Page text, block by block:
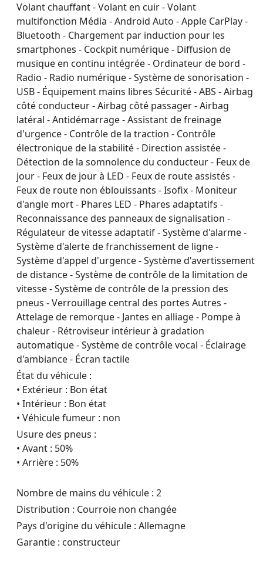
Volant chauffant - Volant en cuir - Volant
multifonction Média - Android Auto - Apple CarPlay -
Bluetooth - Chargement par induction pour les
smartphones - Cockpit numérique - Diffusion de
musique en continu intégrée - Ordinateur de bord -
Radio - Radio numérique - Système de sonorisation -
USB - Équipement mains libres Sécurité - ABS - Airbag
côté conducteur - Airbag côté passager - Airbag
latéral - Antidémarrage - Assistant de freinage
d'urgence - Contrôle de la traction - Contrôle
électronique de la stabilité - Direction assistée -
Détection de la somnolence du conducteur - Feux de
jour - Feux de jour à LED - Feux de route assistés -
Feux de route non éblouissants - Isofix - Moniteur
d'angle mort - Phares LED - Phares adaptatifs -
Reconnaissance des panneaux de signalisation -
Régulateur de vitesse adaptatif - Système d'alarme -
Système d'alerte de franchissement de ligne -
Système d'appel d'urgence - Système d'avertissement
de distance - Système de contrôle de la limitation de
vitesse - Système de contrôle de la pression des
pneus - Verrouillage central des portes Autres -
Attelage de remorque - Jantes en alliage - Pompe à
chaleur - Rétroviseur intérieur à gradation
automatique - Système de contrôle vocal - Éclairage
d'ambiance - Écran tactile
État du véhicule :
• Extérieur : Bon état
• Intérieur : Bon état
• Véhicule fumeur : non
Usure des pneus :
• Avant : 50%
• Arrière : 50%
Nombre de mains du véhicule : 2
Distribution : Courroie non changée
Pays d'origine du véhicule : Allemagne
Garantie : constructeur